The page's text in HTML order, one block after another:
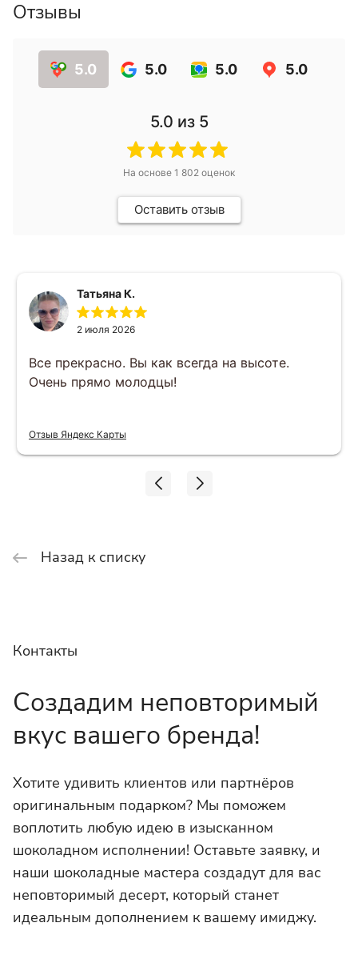
Отзывы
5.0 5.0 5.0 5.0
5.0 из 5
На основе 1 802 оценок
Оставить отзыв
Татьяна К.
2 июля 2026
Все прекрасно. Вы как всегда на высоте.
Очень прямо молодцы!
Отзыв Яндекс Карты
Назад к списку
Контакты
Создадим неповторимый
вкус вашего бренда!
Хотите удивить клиентов или партнёров
оригинальным подарком? Мы поможем
воплотить любую идею в изысканном
шоколадном исполнении! Оставьте заявку, и
наши шоколадные мастера создадут для вас
неповторимый десерт, который станет
идеальным дополнением к вашему имиджу.